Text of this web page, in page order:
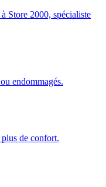
Store 2000, spécialiste
endommagés.
de confort.